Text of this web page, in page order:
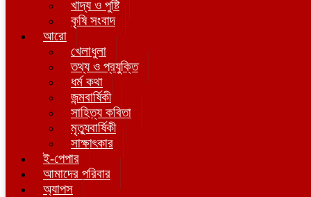
খাদ্য ও পুষ্টি
কৃষি সংবাদ
আরো
খেলাধুলা
তথ্য ও প্রযুক্তি
ধর্ম কথা
জন্মবার্ষিকী
সাহিত্য কবিতা
মৃত্যুবার্ষিকী
সাক্ষাৎকার
ই-পেপার
আমাদের পরিবার
অ্যাপস